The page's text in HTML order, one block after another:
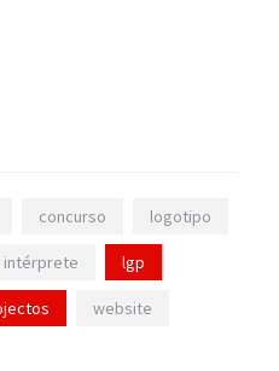
concurso logotipo
intérprete lgp
website